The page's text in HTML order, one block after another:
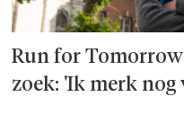
Run for
zoek: 'Ik merk nog